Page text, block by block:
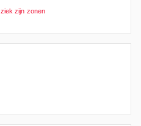
ziek zijn zonen